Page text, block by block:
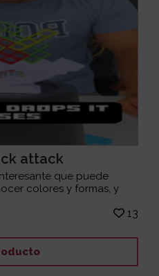
attack
que puede
colores y formas, y
13